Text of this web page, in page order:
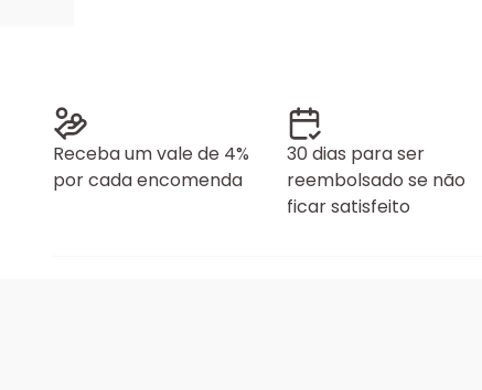
Receba um vale de 4%
por cada encomenda
30 dias para ser
reembolsado se não
ficar satisfeito